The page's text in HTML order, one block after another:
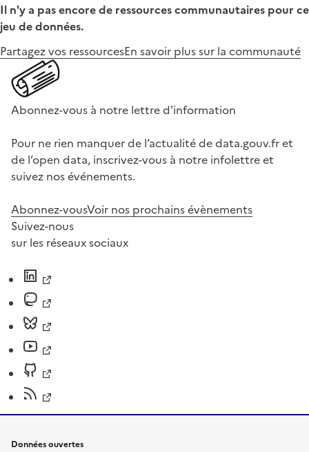
Il n'y a pas encore de ressources communautaires pour ce
jeu de données.
Partagez vos ressourcesEn savoir plus sur la communauté
Abonnez-vous à notre lettre d'information
Pour ne rien manquer de l’actualité de data.gouv.fr et
de l’open data, inscrivez-vous à notre infolettre et
suivez nos événements.
Abonnez-vousVoir nos prochains évènements
Suivez-nous
sur les réseaux sociaux
Données ouvertes